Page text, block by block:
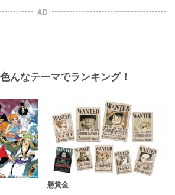
AD
んなテーマでランキング！
懸賞金